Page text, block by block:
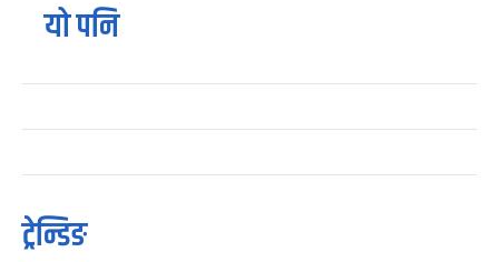
यो पनि
ट्रेन्डिङ